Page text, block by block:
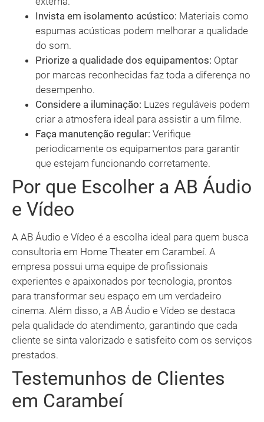
Invista em isolamento acústico: Materiais como
espumas acústicas podem melhorar a qualidade
do som.
Priorize a qualidade dos equipamentos: Optar
por marcas reconhecidas faz toda a diferença no
desempenho.
Considere a iluminação: Luzes reguláveis podem
criar a atmosfera ideal para assistir a um filme.
Faça manutenção regular: Verifique
periodicamente os equipamentos para garantir
que estejam funcionando corretamente.
Por que Escolher a AB Áudio
e Vídeo
A AB Áudio e Vídeo é a escolha ideal para quem busca
consultoria em Home Theater em Carambeí. A
empresa possui uma equipe de profissionais
experientes e apaixonados por tecnologia, prontos
para transformar seu espaço em um verdadeiro
cinema. Além disso, a AB Áudio e Vídeo se destaca
pela qualidade do atendimento, garantindo que cada
cliente se sinta valorizado e satisfeito com os serviços
prestados.
Testemunhos de Clientes
em Carambeí